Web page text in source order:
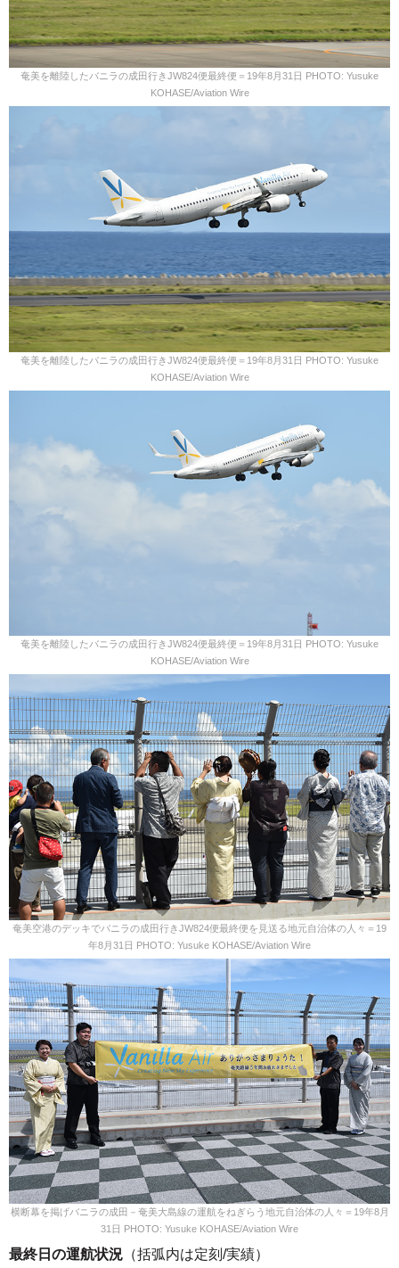
奄美を離陸したバニラの成田行きJW824便最終便＝19年8月31日 PHOTO: Yusuke
KOHASE/Aviation Wire
奄美を離陸したバニラの成田行きJW824便最終便＝19年8月31日 PHOTO: Yusuke
KOHASE/Aviation Wire
奄美を離陸したバニラの成田行きJW824便最終便＝19年8月31日 PHOTO: Yusuke
KOHASE/Aviation Wire
奄美空港のデッキでバニラの成田行きJW824便最終便を見送る地元自治体の人々＝19
年8月31日 PHOTO: Yusuke KOHASE/Aviation Wire
横断幕を掲げバニラの成田－奄美大島線の運航をねぎらう地元自治体の人々＝19年8月
31日 PHOTO: Yusuke KOHASE/Aviation Wire
最終日の運航状況 （括弧内は定刻/実績）